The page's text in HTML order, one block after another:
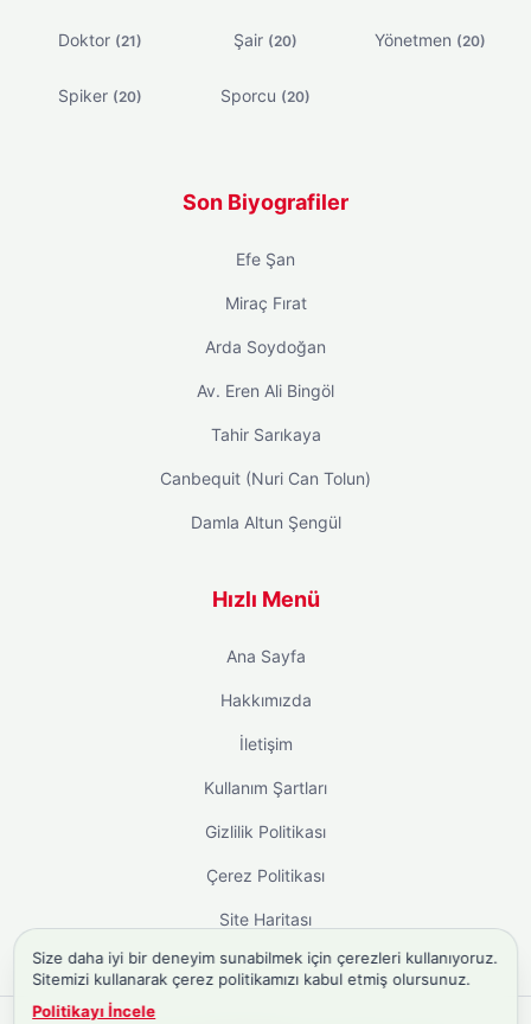
Doktor (21) Şair (20) Yönetmen (20)
Spiker (20) Sporcu (20)
Son Biyografiler
Efe Şan
Miraç Fırat
Arda Soydoğan
Av. Eren Ali Bingöl
Tahir Sarıkaya
Canbequit (Nuri Can Tolun)
Damla Altun Şengül
Hızlı Menü
Ana Sayfa
Hakkımızda
İletişim
Kullanım Şartları
Gizlilik Politikası
Çerez Politikası
Site Haritası
Size daha iyi bir deneyim sunabilmek için çerezleri kullanıyoruz.
Sitemizi kullanarak çerez politikamızı kabul etmiş olursunuz.
Politikayı İncele